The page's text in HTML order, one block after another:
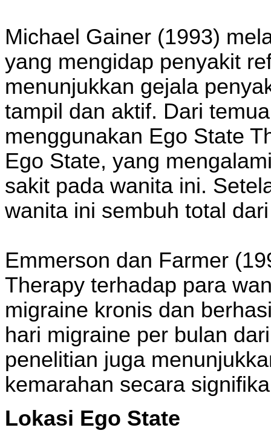
Michael Gainer (1993)
yang mengidap penyakit
menunjukkan gejala
tampil dan aktif. Dari
menggunakan Ego State
Ego State, yang
sakit pada wanita ini.
wanita ini sembuh total
Emmerson dan Farmer
Therapy terhadap para
migraine kronis dan
hari migraine per bulan
penelitian juga
kemarahan secara
Lokasi Ego State